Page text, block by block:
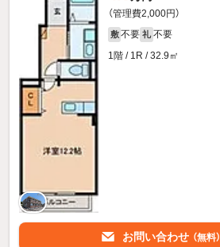
（管理費2,000円）
敷 不要 礼 不要
1階 / 1R / 32.9㎡
お問い合わせ （無料）